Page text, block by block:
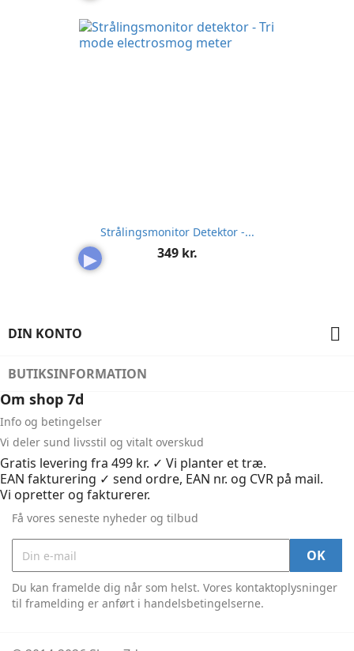
▶
Strålingsmonitor Detektor -...
Pris
349 kr.
DIN KONTO 
BUTIKSINFORMATION
Om shop 7d
Info og betingelser
Vi deler sund livsstil og vitalt overskud
Gratis levering fra 499 kr. ✓ Vi planter et træ.
EAN fakturering ✓ send ordre, EAN nr. og CVR på mail.
Vi opretter og fakturerer.
Få vores seneste nyheder og tilbud
Du kan framelde dig når som helst. Vores kontaktoplysninger
til framelding er anført i handelsbetingelserne.